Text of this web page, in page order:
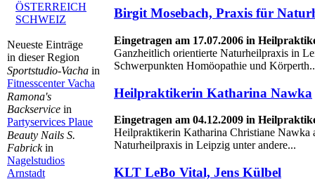
ÖSTERREICH
SCHWEIZ
Neueste Einträge
in dieser Region
Sportstudio-Vacha in
Fitnesscenter Vacha
Ramona's
Backservice in
Partyservices Plaue
Beauty Nails S.
Fabrickin
Nagelstudios
Arnstadt
Birgit Mosebach, Praxis für
Eingetragen am 17.07.2006 in
Ganzheitlich orientierte Naturheilpraxis in
Schwerpunkten Homöopathie und
Heilpraktikerin Katharina Nawka
Eingetragen am 04.12.2009 in
Heilpraktikerin Katharina Christiane Nawka
Naturheilpraxis in Leipzig unter andere...
KLT LeBo Vital, Jens Külbel